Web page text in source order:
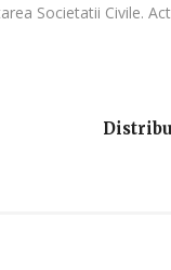
Societatii Civile.